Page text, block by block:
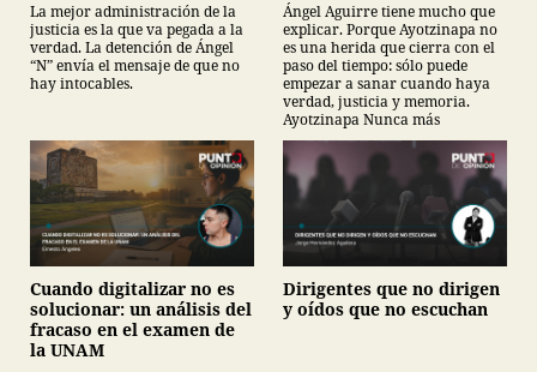
La mejor administración de la
justicia es la que va pegada a la
verdad. La detención de Ángel
“N” envía el mensaje de que no
hay intocables.
Ángel Aguirre tiene mucho que
explicar. Porque Ayotzinapa no
es una herida que cierra con el
paso del tiempo: sólo puede
empezar a sanar cuando haya
verdad, justicia y memoria.
Ayotzinapa Nunca más
Cuando digitalizar no es
solucionar: un análisis del
fracaso en el examen de
la UNAM
Dirigentes que no dirigen
y oídos que no escuchan